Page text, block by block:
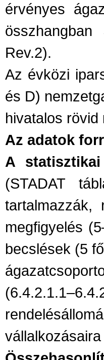
érvényes
Rev.2).
Az évközi
és D)
hivatalos rövid
Az adatok
A
(STADAT
megfigyelés
becslések (5